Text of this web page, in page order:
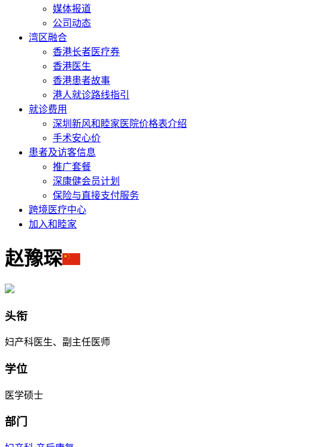
媒体报道
公司动态
湾区融合
香港长者医疗券
香港医生
香港患者故事
港人就诊路线指引
就诊费用
深圳新风和睦家医院价格表介绍
手术安心价
患者及访客信息
推广套餐
深康健会员计划
保险与直接支付服务
跨境医疗中心
加入和睦家
赵豫琛
头衔
妇产科医生、副主任医师
学位
医学硕士
部门